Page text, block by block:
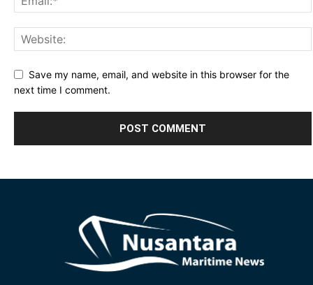
Save my name, email, and website in this browser for the
next time I comment.